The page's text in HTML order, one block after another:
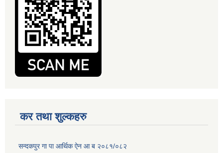
कर तथा शुल्कहरु
सन्दकपुर गा पा आर्थिक ऐन आ ब २०८१/०८२